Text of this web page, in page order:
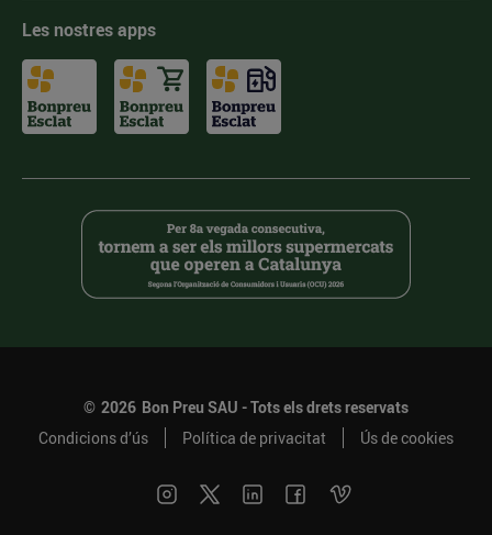
Les nostres apps
© 2026 Bon Preu SAU - Tots els drets reservats
Condicions d’ús
Política de privacitat Ús de cookies